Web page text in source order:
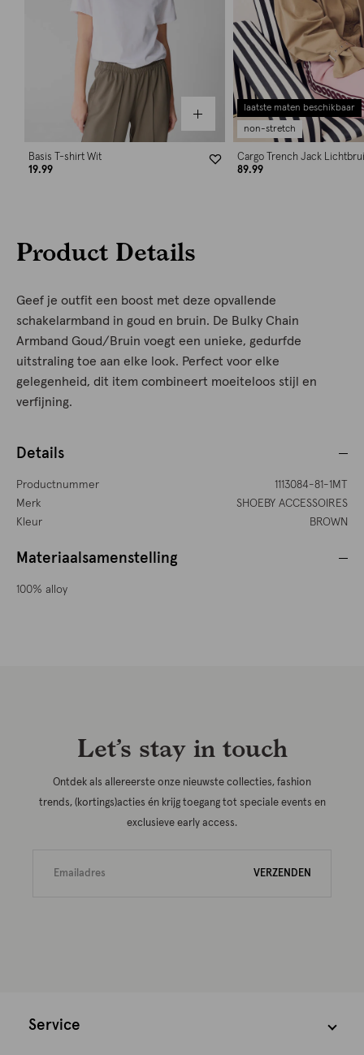
Basis T-shirt Wit
19.99
laatste maten beschikbaar
non-stretch
Cargo Trench Jack
89.99
Product Details
Geef je outfit een boost met deze opvallende
schakelarmband in goud en bruin. De Bulky Chain
Armband Goud/Bruin voegt een unieke, gedurfde
uitstraling toe aan elke look. Perfect voor elke
gelegenheid, dit item combineert moeiteloos stijl en
verfijning.
Details
Productnummer
1113084-81-1MT
Merk
SHOEBY ACCESSOIRES
Kleur
BROWN
Materiaalsamenstelling
100% alloy
Let’s stay in touch
Ontdek als allereerste onze nieuwste collecties, fashion
trends, (kortings)acties én krijg toegang tot speciale events en
exclusieve early access.
VERZENDEN
Service